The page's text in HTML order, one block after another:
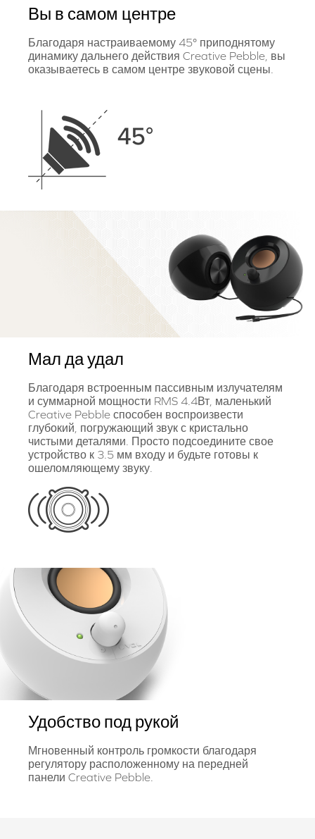
Вы в самом центре
Благодаря настраиваемому 45° приподнятому
динамику дальнего действия Creative Pebble, вы
оказываетесь в самом центре звуковой сцены.
Мал да удал
Благодаря встроенным пассивным излучателям
и суммарной мощности RMS 4.4Вт, маленький
Creative Pebble способен воспроизвести
глубокий, погружающий звук с кристально
чистыми деталями. Просто подсоедините свое
устройство к 3.5 мм входу и будьте готовы к
ошеломляющему звуку.
Удобство под рукой
Мгновенный контроль громкости благодаря
регулятору расположенному на передней
панели Creative Pebble.